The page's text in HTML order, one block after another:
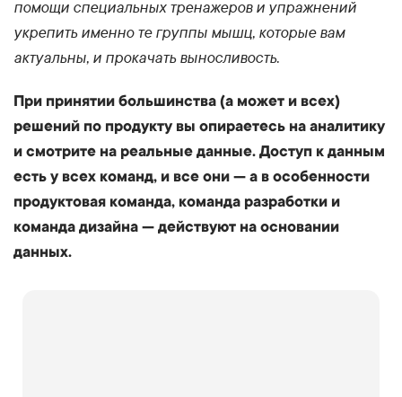
помощи специальных тренажеров и упражнений
укрепить именно те группы мышц, которые вам
актуальны, и прокачать выносливость.
При принятии большинства (а может и всех)
решений по продукту вы опираетесь на аналитику
и смотрите на реальные данные. Доступ к данным
есть у всех команд, и все они — а в особенности
продуктовая команда, команда разработки и
команда дизайна — действуют на основании
данных.